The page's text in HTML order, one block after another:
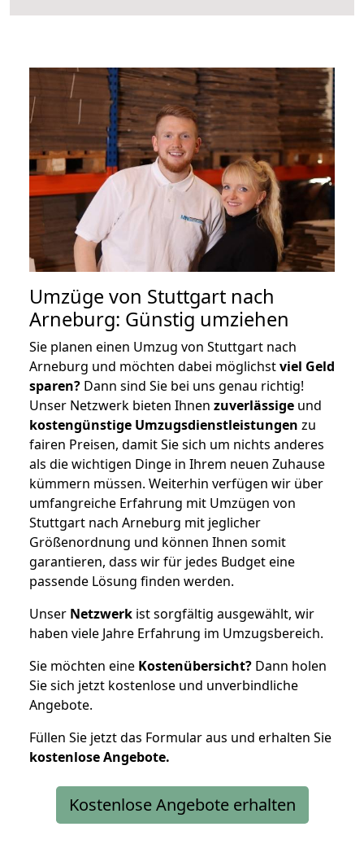
Umzüge von Stuttgart nach
Arneburg: Günstig umziehen
Sie planen einen Umzug von Stuttgart nach
Arneburg und möchten dabei möglichstviel Geld
sparen? Dann sind Sie bei uns genau richtig!
Unser Netzwerk bieten Ihnen zuverlässige und
kostengünstige Umzugsdienstleistungen zu
fairen Preisen, damit Sie sich um nichts anderes
als die wichtigen Dinge in Ihrem neuen Zuhause
kümmern müssen. Weiterhin verfügen wir über
umfangreiche Erfahrung mit Umzügen von
Stuttgart nach Arneburg mit jeglicher
Größenordnung und können Ihnen somit
garantieren, dass wir für jedes Budget eine
passende Lösung finden werden.
Unser Netzwerk ist sorgfältig ausgewählt, wir
haben viele Jahre Erfahrung im Umzugsbereich.
Sie möchten eine Kostenübersicht? Dann holen
Sie sich jetzt kostenlose und unverbindliche
Angebote.
Füllen Sie jetzt das Formular aus und erhalten Sie
kostenloseAngebote.
Kostenlose Angebote erhalten